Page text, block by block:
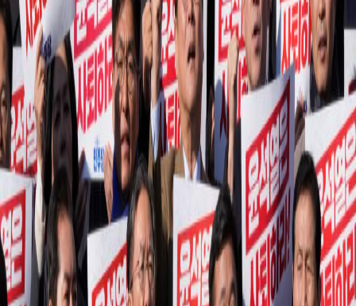
Literasi Umat